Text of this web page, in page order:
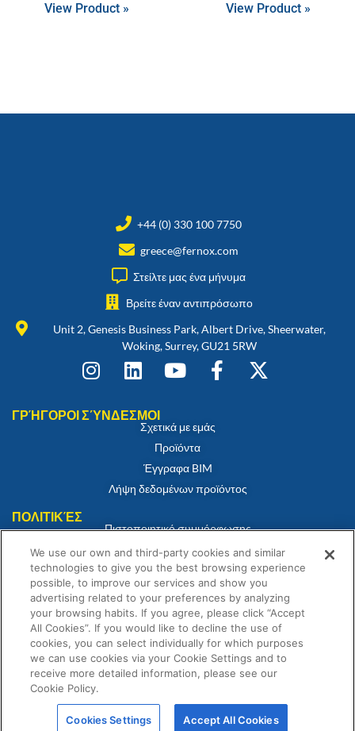
View Product » View Product »
+44 (0) 330 100 7750
greece@fernox.com
Στείλτε μας ένα μήνυμα
Βρείτε έναν αντιπρόσωπο
Unit 2, Genesis Business Park, Albert Drive, Sheerwater,
Woking, Surrey, GU21 5RW
ΓΡΉΓΟΡΟΙ ΣΎΝΔΕΣΜΟΙ
Σχετικά με εμάς
Προϊόντα
Έγγραφα BIM
Λήψη δεδομένων προϊόντος
ΠΟΛΙΤΙΚΈΣ
Πιστοποιητικό συμμόρφωσης
Πολιτική για τα cookies
Αποποίηση ευθύνης
Πολιτική απορρήτου
Όροι και Προϋποθέσεις Πώλησης
Δήλωση εγγύησης
παντός δικαιώματος.
We use our own and third-party cookies and similar
technologies to give you the best browsing experience
possible, to improve our services and show you
advertising related to your preferences by analyzing
your browsing habits. If you agree, please click “Accept
All Cookies”. If you would like to decline the use of
cookies, you can select individually for which purposes
we can use cookies via your Cookie Settings and to
receive more detailed information, please see our
Cookie Policy.
Cookies Settings Accept All Cookies